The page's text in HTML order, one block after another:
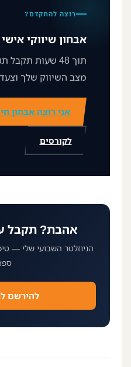
רוצה להתקדם?
אבחון שיווקי
תוך 48 שעות
מצב השיווק שלך
אני רוצה אבחון
לקורסים
אהבת? תקבל
הניוזלטר השבועי שלי —
להירשם